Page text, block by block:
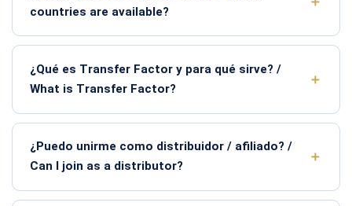
countries are available?
¿Qué es Transfer Factor y para qué sirve? /
What is Transfer Factor?
¿Puedo unirme como distribuidor / afiliado? /
Can I join as a distributor?